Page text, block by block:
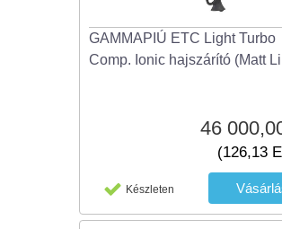
GAMMAPIÚ ETC Light Turbo
Comp. Ionic hajszárító (Matt
46
(126,13
Készleten